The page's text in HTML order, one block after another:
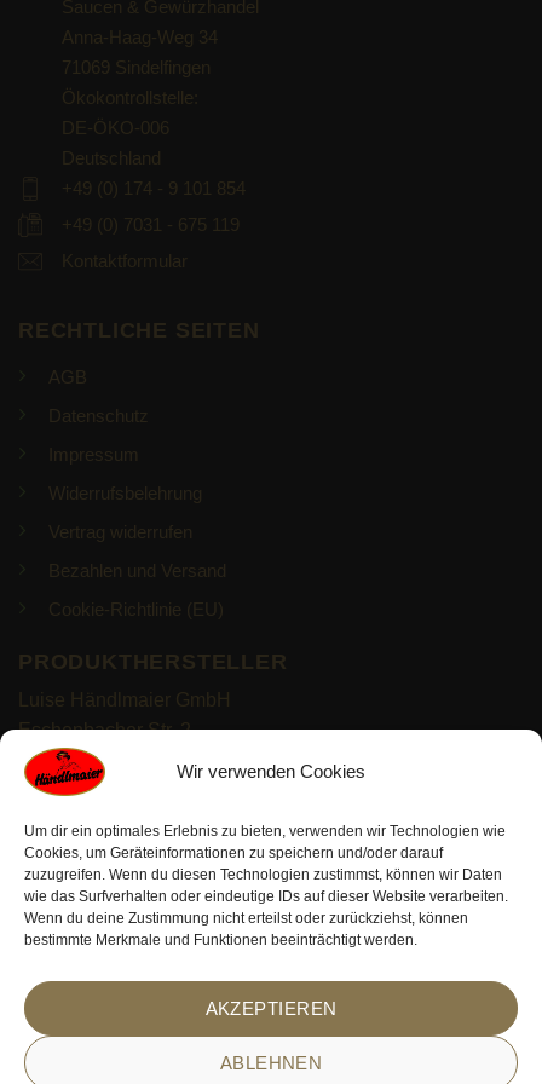
Wir verwenden Cookies
Um dir ein optimales Erlebnis zu bieten, verwenden wir Technologien wie
Cookies, um Geräteinformationen zu speichern und/oder darauf
zuzugreifen. Wenn du diesen Technologien zustimmst, können wir Daten
wie das Surfverhalten oder eindeutige IDs auf dieser Website verarbeiten.
Wenn du deine Zustimmung nicht erteilst oder zurückziehst, können
bestimmte Merkmale und Funktionen beeinträchtigt werden.
AKZEPTIEREN
ABLEHNEN
Saucen & Gewürzhandel
Anna-Haag-Weg 34
71069 Sindelfingen
Ökokontrollstelle:
DE-ÖKO-006
Deutschland
+49 (0) 174 - 9 101 854
+49 (0) 7031 - 675 119
Kontaktformular
RECHTLICHE SEITEN
AGB
Datenschutz
Impressum
Widerrufsbelehrung
Vertrag widerrufen
Bezahlen und Versand
Cookie-Richtlinie (EU)
PRODUKTHERSTELLER
Luise Händlmaier GmbH
Eschenbacher Str. 2
93057 Regensburg
Transfer
Sofort
© 2026 Alle Rechte reserviert. Erstellt mit